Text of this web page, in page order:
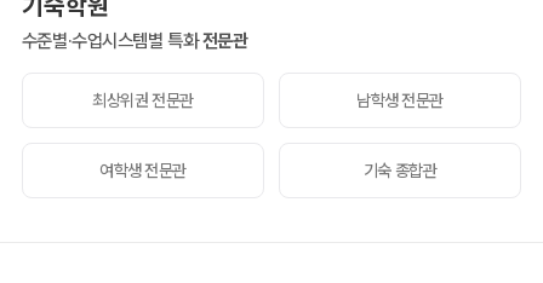
기숙학원
수준별·수업시스템별 특화전문관
최상위권 전문관 남학생 전문관
여학생 전문관 기숙 종합관